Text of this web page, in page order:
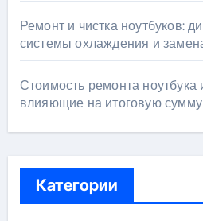
Ремонт и чистка ноутбуков:
системы охлаждения и
Стоимость ремонта
влияющие на итоговую сумму
Категории